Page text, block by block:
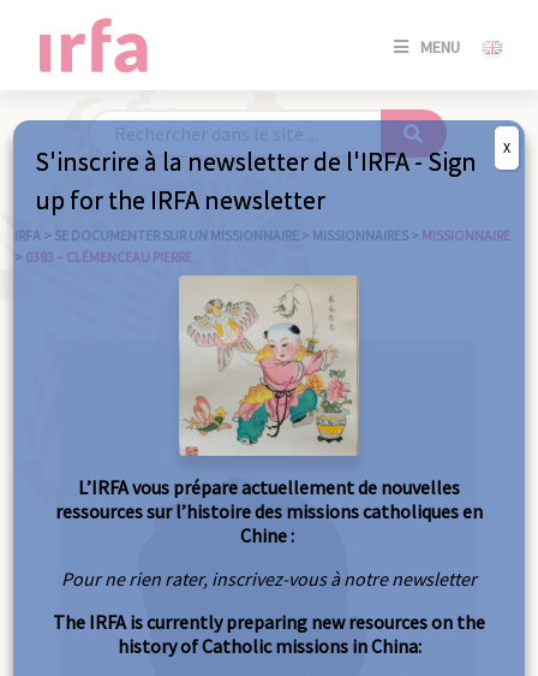
MENU
SE
/
IRFA > SE DOCUMENTER SUR UN MISSIONNAIRE > MISSIONNAIRES > MISSIONNAIRE
> 0393 – CLÉMENCEAU PIERRE
S'inscrire à la newsletter de l'IRFA - Sign
up for the IRFA newsletter
L’IRFA vous prépare actuellement de nouvelles
ressources sur l’histoire des missions catholiques en
Chine :
Pour ne rien rater, inscrivez-vous à notre newsletter
The IRFA is currently preparing new resources on the
history of Catholic missions in China:
X